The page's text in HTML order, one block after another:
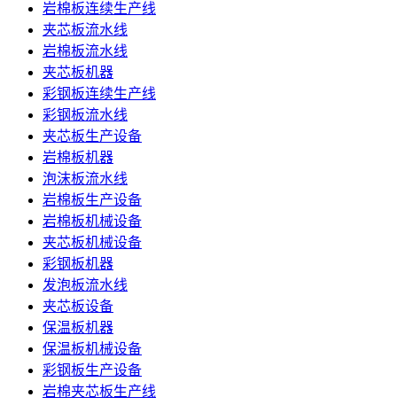
岩棉板连续生产线
夹芯板流水线
岩棉板流水线
夹芯板机器
彩钢板连续生产线
彩钢板流水线
夹芯板生产设备
岩棉板机器
泡沫板流水线
岩棉板生产设备
岩棉板机械设备
夹芯板机械设备
彩钢板机器
发泡板流水线
夹芯板设备
保温板机器
保温板机械设备
彩钢板生产设备
岩棉夹芯板生产线